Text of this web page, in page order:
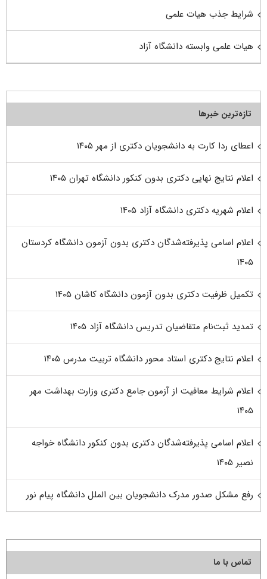
شرایط جذب هیات علمی
هیات علمی وابسته دانشگاه آزاد
تازه‌ترین خبرها
اعطای ردا کارت به دانشجویان دکتری از مهر ۱۴۰۵
اعلام نتایج نهایی دکتری بدون کنکور دانشگاه تهران ۱۴۰۵
اعلام شهریه دکتری دانشگاه آزاد ۱۴۰۵
اعلام اسامی پذیرفته‌شدگان دکتری بدون آزمون دانشگاه کردستان
۱۴۰۵
تکمیل ظرفیت دکتری بدون آزمون دانشگاه کاشان ۱۴۰۵
تمدید ثبت‌نام متقاضیان تدریس دانشگاه آزاد ۱۴۰۵
اعلام نتایج دکتری استاد محور دانشگاه تربیت مدرس ۱۴۰۵
اعلام شرایط معافیت از آزمون جامع دکتری وزارت بهداشت مهر
۱۴۰۵
اعلام اسامی پذیرفته‌شدگان دکتری بدون کنکور دانشگاه خواجه
نصیر ۱۴۰۵
رفع مشکل صدور مدرک دانشجویان بین الملل دانشگاه پیام نور
تماس با ما